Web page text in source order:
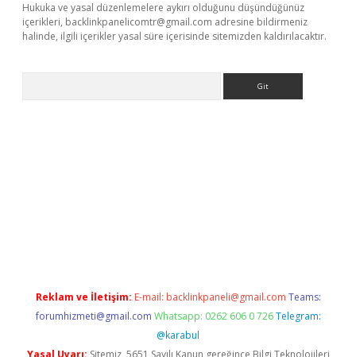
Hukuka ve yasal düzenlemelere aykırı olduğunu düşündüğünüz
içerikleri, backlinkpanelicomtr@gmail.com adresine bildirmeniz
halinde, ilgili içerikler yasal süre içerisinde sitemizden kaldırılacaktır.
Reklam ve İletişim: E-mail: backlinkpaneli@gmail.com Teams:
forumhizmeti@gmail.com Whatsapp: 0262 606 0 726 Telegram:
@karabul
Yasal Uyarı: Sitemiz, 5651 Sayılı Kanun gereğince Bilgi Teknolojileri